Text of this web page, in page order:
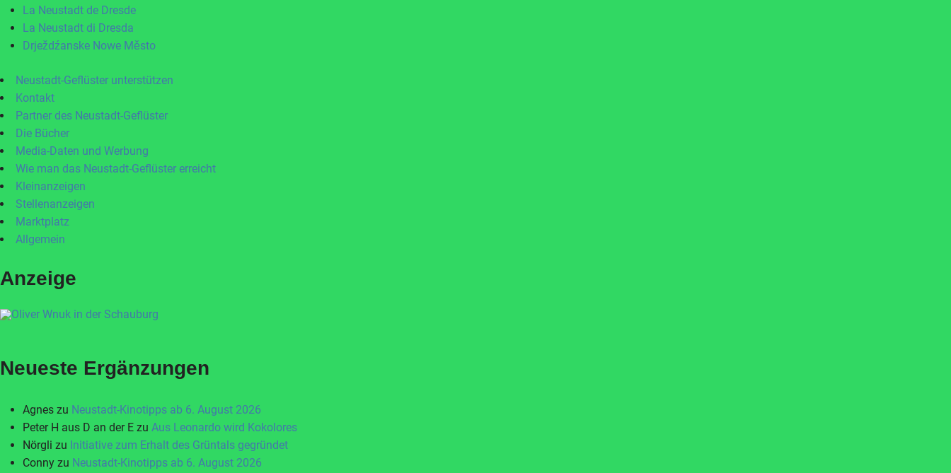
La Neustadt de Dresde
La Neustadt di Dresda
Drježdźanske Nowe Město
Neustadt-Geflüster unterstützen
Kontakt
Partner des Neustadt-Geflüster
Die Bücher
Media-Daten und Werbung
Wie man das Neustadt-Geflüster erreicht
Kleinanzeigen
Stellenanzeigen
Marktplatz
Allgemein
Anzeige
Neueste Ergänzungen
Agnes zu Neustadt-Kinotipps ab 6. August 2026
Peter H aus D an der E zu Aus Leonardo wird Kokolores
Nörgli zu Initiative zum Erhalt des Grüntals gegründet
Conny zu Neustadt-Kinotipps ab 6. August 2026